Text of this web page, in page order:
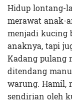
Hidup lontang-
merawat anak-
menjadi kucing
anaknya, tapi
Kadang pulang
ditendang
warung. Hamil,
sendirian oleh